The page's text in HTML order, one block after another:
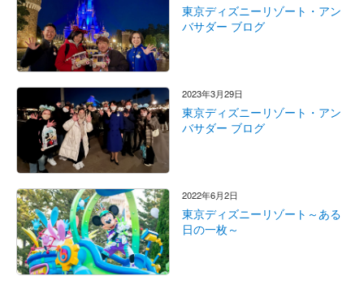
東京ディズニーリゾート・アン
バサダー ブログ
2023年3月29日
東京ディズニーリゾート・アン
バサダー ブログ
2022年6月2日
東京ディズニーリゾート～ある
日の一枚～